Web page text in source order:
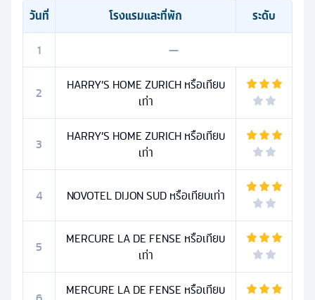
วันที่ โรงแรมและที่พัก
ระดับ
1
—
2
HARRY’S HOME ZURICH หรือเทียบ
เท่า
3
HARRY’S HOME ZURICH หรือเทียบ
เท่า
4 NOVOTEL DIJON SUD หรือเทียบเท่า
5
MERCURE LA DE FENSE หรือเทียบ
เท่า
MERCURE LA DE FENSE หรือเทียบ